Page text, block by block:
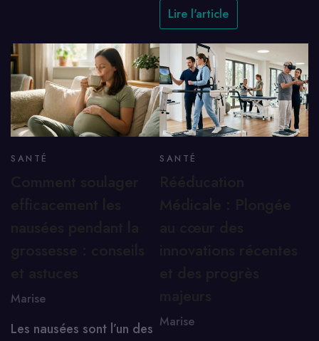
Lire l'article
SANTÉ
Marise
Les nausées sont l’un des
SANTÉ
Marise